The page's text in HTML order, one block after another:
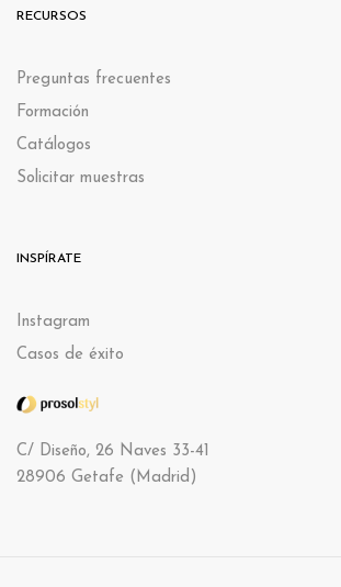
RECURSOS
Preguntas frecuentes
Formación
Catálogos
Solicitar muestras
INSPÍRATE
Instagram
Casos de éxito
C/ Diseño, 26 Naves 33-41
28906 Getafe (Madrid)